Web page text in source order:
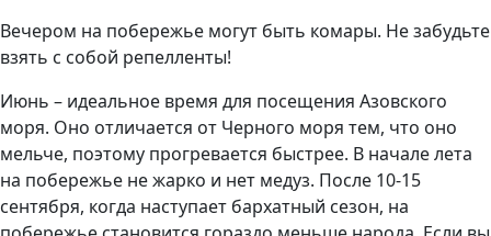
Вечером на побережье могут быть комары. Не забудьте
взять с собой репелленты!
Июнь – идеальное время для посещения Азовского
моря. Оно отличается от Черного моря тем, что оно
мельче, поэтому прогревается быстрее. В начале лета
на побережье не жарко и нет медуз. После 10-15
сентября, когда наступает бархатный сезон, на